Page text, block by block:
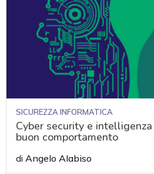
SICUREZZA INFORMATICA
Cyber security e
buon comportamento
diAngelo Alabiso